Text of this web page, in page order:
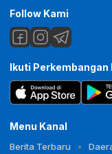
Follow Kami
Ikuti Perkembangan
Menu Kanal
Berita Terbaru